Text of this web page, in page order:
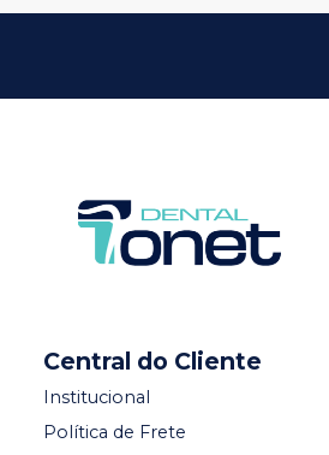
Central do Cliente
Institucional
Política de Frete